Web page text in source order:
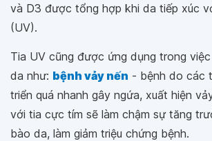
và D3 được tổng hợp khi da tiếp xúc
(UV).
Tia UV cũng được ứng dụng trong
da như: bệnh vảy nến - bệnh do các
triển quá nhanh gây ngứa, xuất hiện
với tia cực tím sẽ làm chậm sự tăng
bào da, làm giảm triệu chứng bệnh.